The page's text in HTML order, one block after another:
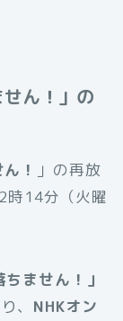
ん！」の
！
」の再放
時14分（火曜
ません！」
、 NHKオン